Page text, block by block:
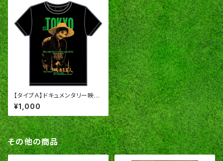
【タイプＡ】ドキュメンタリー映画
「脱・東京芸人」オリジナルＴシャ
ツ
¥1,000
その他の商品